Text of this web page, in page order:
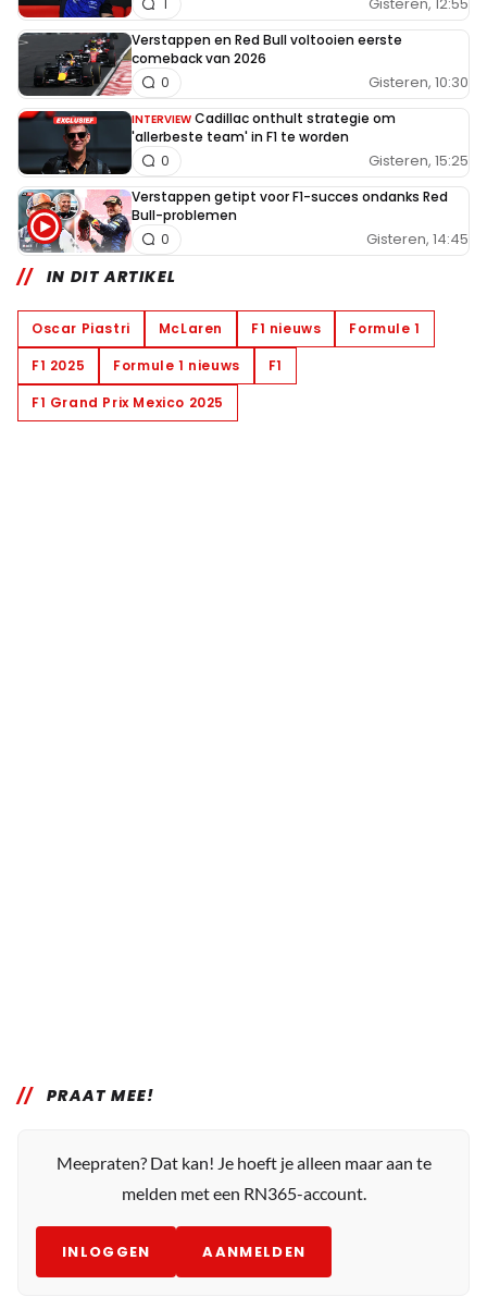
Verstappen en Red Bull voltooien eerste
comeback van 2026
Gisteren, 10:30
0
INTERVIEW Cadillac onthult strategie om
'allerbeste team' in F1 te worden
Gisteren, 15:25
0
Verstappen getipt voor F1-succes ondanks Red
Bull-problemen
Gisteren, 14:45
0
IN DIT ARTIKEL
Oscar Piastri McLaren F1 nieuws
Formule 1
F1 2025
Formule 1 nieuws
F1
F1 Grand Prix Mexico 2025
PRAAT MEE!
Meepraten? Dat kan! Je hoeft je alleen maar aan te
melden met een RN365-account.
INLOGGEN AANMELDEN